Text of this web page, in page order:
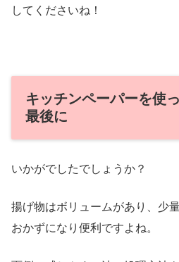
してくださいね！
キッチンペーパーを使
最後に
いかがでしたでしょうか？
揚げ物はボリュームがあり、少
おかずになり便利ですよね。